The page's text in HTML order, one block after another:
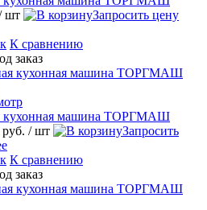
шт
Запросить цену
К сравнению
заказ
кухонная машина ТОРГМАШ
руб. / шт
Запросить
К сравнению
заказ